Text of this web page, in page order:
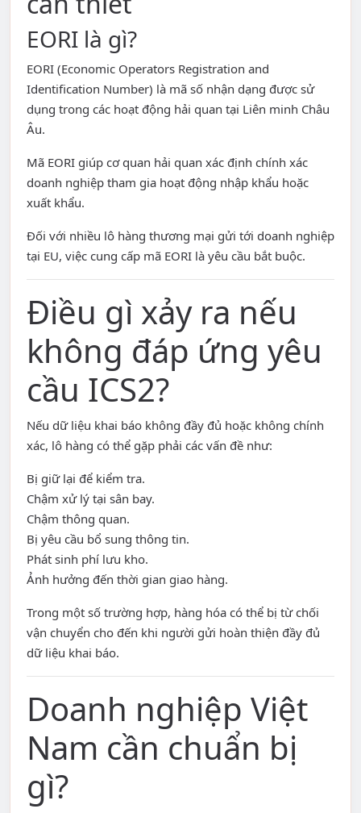
EORI là gì?
EORI (Economic Operators Registration and
Identification Number) là mã số nhận dạng được sử
dụng trong các hoạt động hải quan tại Liên minh Châu
Âu.
Mã EORI giúp cơ quan hải quan xác định chính xác
doanh nghiệp tham gia hoạt động nhập khẩu hoặc
xuất khẩu.
Đối với nhiều lô hàng thương mại gửi tới doanh nghiệp
tại EU, việc cung cấp mã EORI là yêu cầu bắt buộc.
Điều gì xảy ra nếu
không đáp ứng yêu
cầu ICS2?
Nếu dữ liệu khai báo không đầy đủ hoặc không chính
xác, lô hàng có thể gặp phải các vấn đề như:
Bị giữ lại để kiểm tra.
Chậm xử lý tại sân bay.
Chậm thông quan.
Bị yêu cầu bổ sung thông tin.
Phát sinh phí lưu kho.
Ảnh hưởng đến thời gian giao hàng.
Trong một số trường hợp, hàng hóa có thể bị từ chối
vận chuyển cho đến khi người gửi hoàn thiện đầy đủ
dữ liệu khai báo.
Doanh nghiệp Việt
Nam cần chuẩn bị
gì?